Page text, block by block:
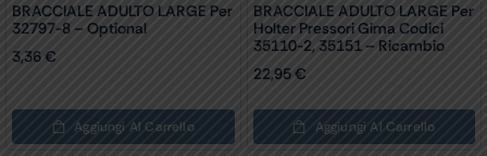
BRACCIALE ADULTO LARGE Per
32797-8 – Optional
3,36€
Aggiungi Al Carrello
BRACCIALE ADULTO LARGE Per
Holter Pressori Gima Codici
35110-2, 35151 – Ricambio
22,95€
Aggiungi Al Carrello